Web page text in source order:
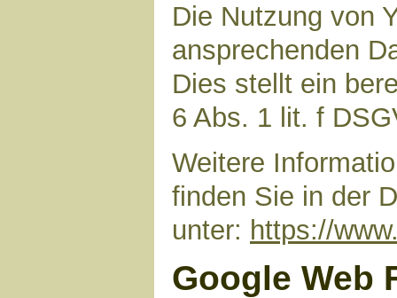
Die Nutzung von
ansprechenden
Dies stellt ein
6 Abs. 1 lit. f
Weitere
finden Sie in der
unter: https://
Google Web